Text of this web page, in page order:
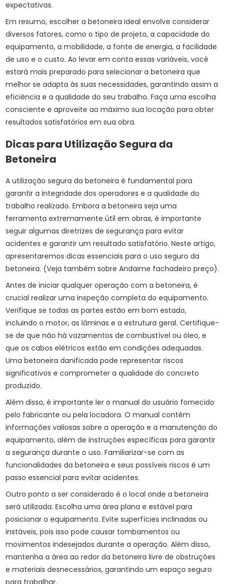
expectativas.
Em resumo, escolher a betoneira ideal envolve considerar
diversos fatores, como o tipo de projeto, a capacidade do
equipamento, a mobilidade, a fonte de energia, a facilidade
de uso e o custo. Ao levar em conta essas variáveis, você
estará mais preparado para selecionar a betoneira que
melhor se adapta às suas necessidades, garantindo assim a
eficiência e a qualidade do seu trabalho. Faça uma escolha
consciente e aproveite ao máximo sua locação para obter
resultados satisfatórios em sua obra.
Dicas para Utilização Segura da
Betoneira
A utilização segura da betoneira é fundamental para
garantir a integridade dos operadores e a qualidade do
trabalho realizado. Embora a betoneira seja uma
ferramenta extremamente útil em obras, é importante
seguir algumas diretrizes de segurança para evitar
acidentes e garantir um resultado satisfatório. Neste artigo,
apresentaremos dicas essenciais para o uso seguro da
betoneira. (Veja também sobreAndaime fachadeiro preço).
Antes de iniciar qualquer operação com a betoneira, é
crucial realizar uma inspeção completa do equipamento.
Verifique se todas as partes estão em bom estado,
incluindo o motor, as lâminas e a estrutura geral. Certifique-
se de que não há vazamentos de combustível ou óleo, e
que os cabos elétricos estão em condições adequadas.
Uma betoneira danificada pode representar riscos
significativos e comprometer a qualidade do concreto
produzido.
Além disso, é importante ler o manual do usuário fornecido
pelo fabricante ou pela locadora. O manual contém
informações valiosas sobre a operação e a manutenção do
equipamento, além de instruções específicas para garantir
a segurança durante o uso. Familiarizar-se com as
funcionalidades da betoneira e seus possíveis riscos é um
passo essencial para evitar acidentes.
Outro ponto a ser considerado é o local onde a betoneira
será utilizada. Escolha uma área plana e estável para
posicionar o equipamento. Evite superfícies inclinadas ou
instáveis, pois isso pode causar tombamentos ou
movimentos indesejados durante a operação. Além disso,
mantenha a área ao redor da betoneira livre de obstruções
e materiais desnecessários, garantindo um espaço seguro
para trabalhar.